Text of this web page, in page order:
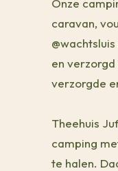
Onze
caravan,
en
verzorgde
Theehuis
camping
te halen.